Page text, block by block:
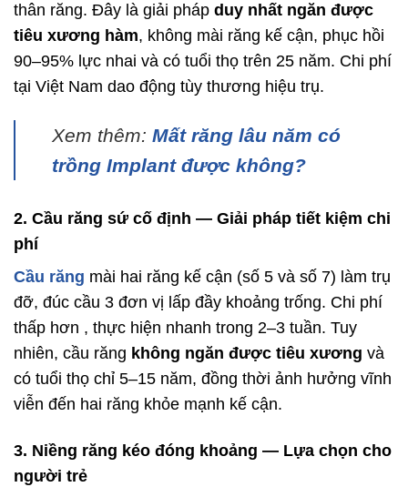
thân răng. Đây là giải pháp duy nhất ngăn được
tiêu xương hàm, không mài răng kế cận, phục hồi
90–95% lực nhai và có tuổi thọ trên 25 năm. Chi phí
tại Việt Nam dao động tùy thương hiệu trụ.
Xem thêm: Mất răng lâu năm có
trồng Implant được không?
2. Cầu răng sứ cố định — Giải pháp tiết kiệm chi
phí
Cầu răng mài hai răng kế cận (số 5 và số 7) làm trụ
đỡ, đúc cầu 3 đơn vị lấp đầy khoảng trống. Chi phí
thấp hơn , thực hiện nhanh trong 2–3 tuần. Tuy
nhiên, cầu răng không ngăn được tiêu xương và
có tuổi thọ chỉ 5–15 năm, đồng thời ảnh hưởng vĩnh
viễn đến hai răng khỏe mạnh kế cận.
3. Niềng răng kéo đóng khoảng — Lựa chọn cho
người trẻ